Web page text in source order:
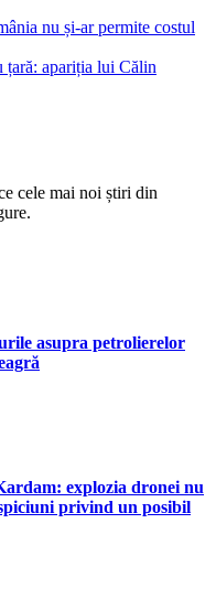
nu și-ar permite costul
țară: apariția lui Călin
cele mai noi știri din
asupra petrolierelor
explozia dronei nu
privind un posibil